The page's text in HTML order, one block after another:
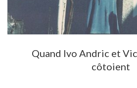
Quand Ivo Andric et
côtoient